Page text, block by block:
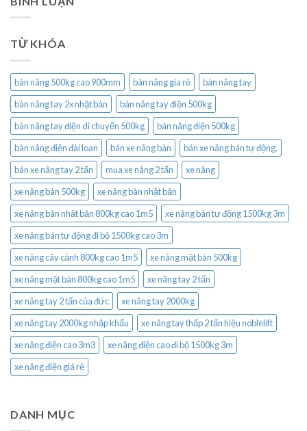
TỪ KHÓA
bàn nâng 500kg cao 900mm bàn nâng gía rẻ
bàn nâng tay
bàn nâng tay 2x nhật bản
bàn nâng tay điện 500kg
bàn nâng tay điện di chuyển 500kg
bàn nâng điện 500kg
bàn nâng điện đài loan
bán xe nâng bàn
bán xe nâng bán tự động.
bán xe nâng tay 2 tấn
mua xe nâng 2 tấn
xe nâng
xe nâng bàn 500kg
xe nâng bàn nhật bản
xe nâng bàn nhật bản 800kg cao 1m5
xe nâng bán tự động 1500kg 3m
xe nâng bán tự động đi bộ 1500kg cao 3m
xe nâng cây cảnh 800kg cao 1m5
xe nâng mặt bàn 500kg
xe nâng mặt bàn 800kg cao 1m5
xe nâng tay 2 tấn
xe nâng tay 2 tấn của đức
xe nâng tay 2000kg
xe nâng tay 2000kg nhập khẩu
xe nâng tay thấp 2 tấn hiệu noblelift
xe nâng điện cao 3m3
xe nâng điện cao đi bộ 1500kg 3m
xe nâng điện giá rẻ
DANH MỤC